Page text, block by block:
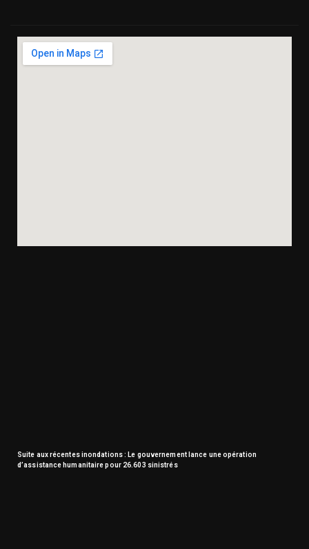
Suite aux récentes inondations : Le gouvernement lance une opération
d’assistance humanitaire pour 26.603 sinistrés